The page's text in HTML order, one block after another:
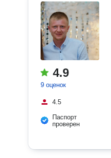
4.9
9 оценок
4.5
Паспорт
проверен